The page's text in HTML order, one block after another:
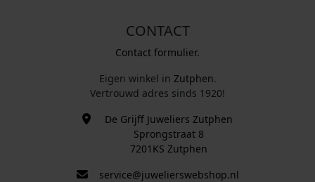
CONTACT
Contact formulier.
Eigen winkel in Zutphen.
Vertrouwd adres sinds 1920!
De Grijff Juweliers Zutphen
Sprongstraat 8
7201KS Zutphen
service@juwelierswebshop.nl